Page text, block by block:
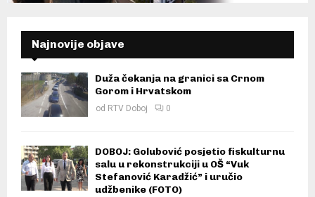
Najnovije objave
Duža čekanja na granici sa Crnom
Gorom i Hrvatskom
od RTV Doboj 0
DOBOJ: Golubović posjetio fiskulturnu
salu u rekonstrukciji u OŠ “Vuk
Stefanović Karadžić” i uručio
udžbenike (FOTO)